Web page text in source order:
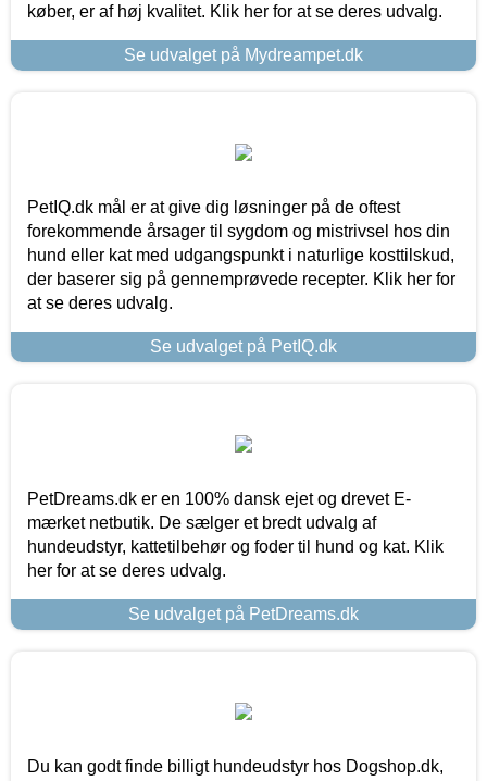
køber, er af høj kvalitet. Klik her for at se deres udvalg.
Se udvalget på Mydreampet.dk
PetIQ.dk mål er at give dig løsninger på de oftest
forekommende årsager til sygdom og mistrivsel hos din
hund eller kat med udgangspunkt i naturlige kosttilskud,
der baserer sig på gennemprøvede recepter. Klik her for
at se deres udvalg.
Se udvalget på PetIQ.dk
PetDreams.dk er en 100% dansk ejet og drevet E-
mærket netbutik. De sælger et bredt udvalg af
hundeudstyr, kattetilbehør og foder til hund og kat. Klik
her for at se deres udvalg.
Se udvalget på PetDreams.dk
Du kan godt finde billigt hundeudstyr hos Dogshop.dk,